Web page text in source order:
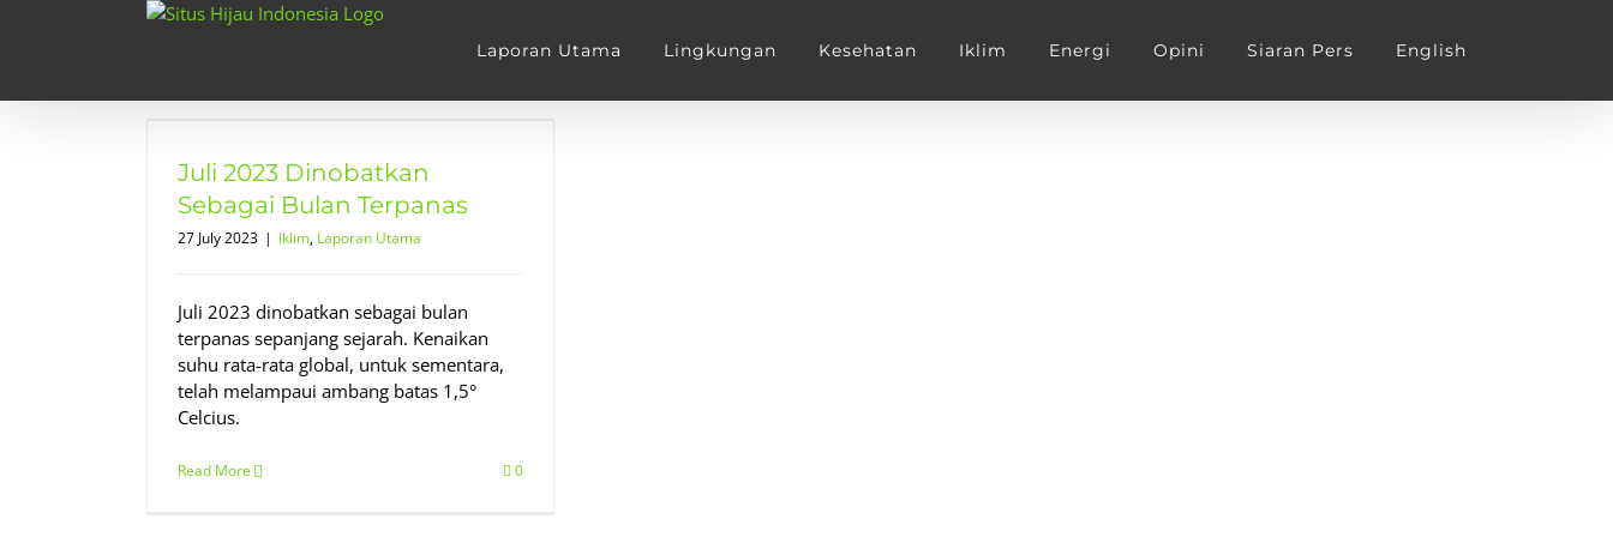
Laporan Utama Lingkungan Kesehatan Iklim Energi Opini Siaran Pers English
Juli 2023 Dinobatkan
Sebagai Bulan Terpanas
27 July 2023 | Iklim, Laporan Utama
Juli 2023 dinobatkan sebagai bulan
terpanas sepanjang sejarah. Kenaikan
suhu rata-rata global, untuk sementara,
telah melampaui ambang batas 1,5°
Celcius.
Read More 0